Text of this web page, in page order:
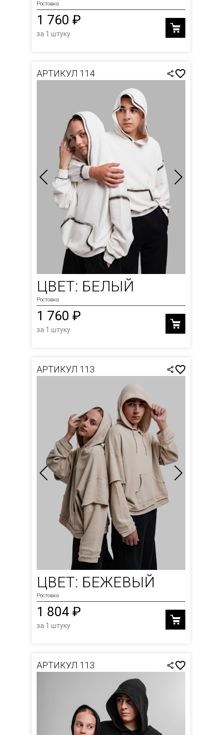
Ростовка
1 760 ₽
за 1 штуку
АРТИКУЛ 114
ЦВЕТ: БЕЛЫЙ
Ростовка
1 760 ₽
за 1 штуку
АРТИКУЛ 113
ЦВЕТ: БЕЖЕВЫЙ
Ростовка
1 804 ₽
за 1 штуку
АРТИКУЛ 113